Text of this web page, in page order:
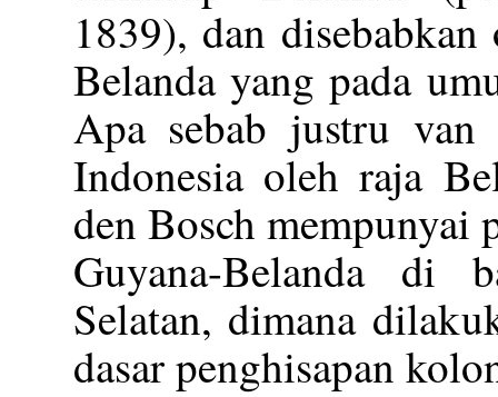
1839), dan
Belanda yang pada
Apa sebab justru
Indonesia oleh raja
den Bosch mempunyai
Guyana-Belanda di
Selatan, dimana
dasar penghisapan